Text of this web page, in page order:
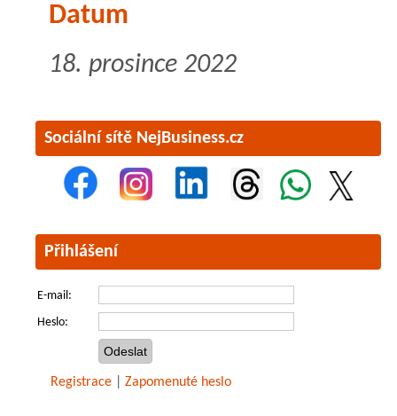
Datum
18. prosince 2022
Sociální sítě NejBusiness.cz
Přihlášení
E-mail:
Heslo:
Registrace Zapomenuté heslo